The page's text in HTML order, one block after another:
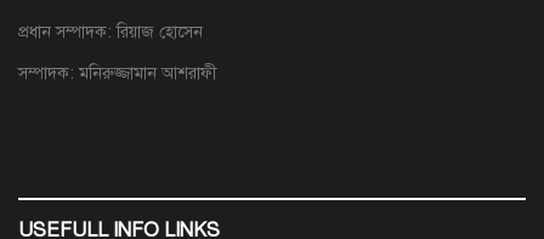
প্রধান সম্পাদক: রিয়াজ হোসেন
সম্পাদক: মনিরুজ্জামান আশরাফী
USEFULL INFO LINKS